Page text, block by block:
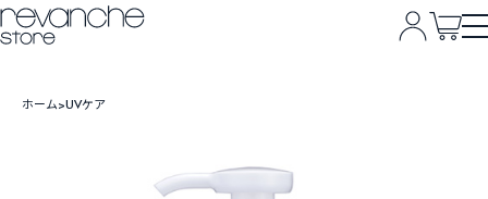
ホーム UVケア